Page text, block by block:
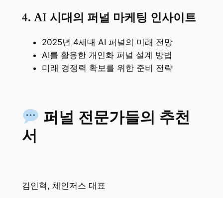
4. AI 시대의 퍼널 마케팅 인사이트
2025년 4세대 AI 퍼널의 미래 전망
AI를 활용한 개인화 퍼널 설계 방법
미래 경쟁력 확보를 위한 준비 전략
퍼널 전문가들의 추천
서
김인혁, 체인저스 대표